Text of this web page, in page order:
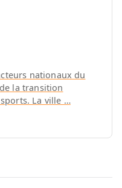
nationaux du
la transition
La ville …